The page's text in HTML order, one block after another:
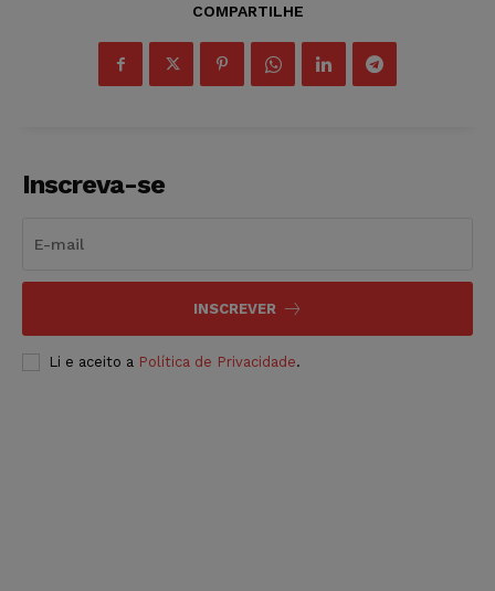
COMPARTILHE
Inscreva-se
INSCREVER
Li e aceito a Política de Privacidade.